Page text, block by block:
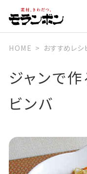
HOME おすすめレシ
ジャンで
ビンバ